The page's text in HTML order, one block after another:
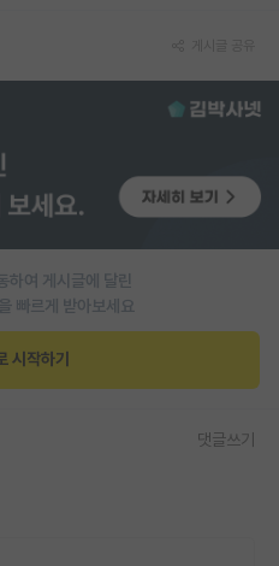
하여 게시글에 달린
빠르게 받아보세요
시작하기
댓글쓰기